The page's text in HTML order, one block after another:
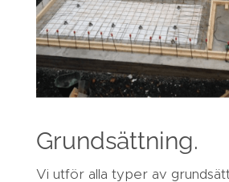
Grundsättning.
Vi utför alla typer av